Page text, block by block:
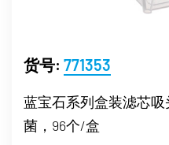
货号: 771353
蓝宝石系列盒装滤芯
菌，96个/盒